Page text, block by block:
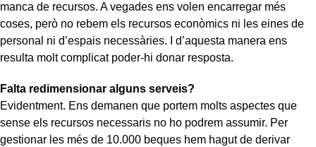
manca de recursos. A vegades ens volen encarregar més
coses, però no rebem els recursos econòmics ni les eines de
personal ni d’espais necessàries. I d’aquesta manera ens
resulta molt complicat poder-hi donar resposta.
Falta redimensionar alguns serveis?
Evidentment. Ens demanen que portem molts aspectes que
sense els recursos necessaris no ho podrem assumir. Per
gestionar les més de 10.000 beques hem hagut de derivar